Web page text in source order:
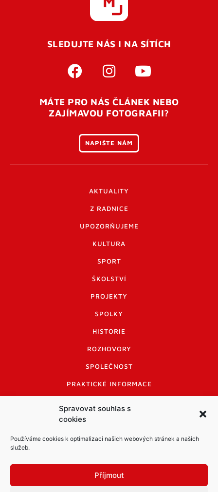
Spravovat souhlas s
cookies
Používáme cookies k optimalizaci našich webových stránek a našich
služeb.
Příjmout
SLEDUJTE NÁS I NA SÍTÍCH
MÁTE PRO NÁS ČLÁNEK NEBO
ZAJÍMAVOU FOTOGRAFII?
NAPIŠTE NÁM
AKTUALITY
Z RADNICE
UPOZORŇUJEME
KULTURA
SPORT
ŠKOLSTVÍ
PROJEKTY
SPOLKY
HISTORIE
ROZHOVORY
SPOLEČNOST
PRAKTICKÉ INFORMACE
INFORMACE A KODEX DISKUTUJÍCÍCH
LOGO A LOGO MANUÁL